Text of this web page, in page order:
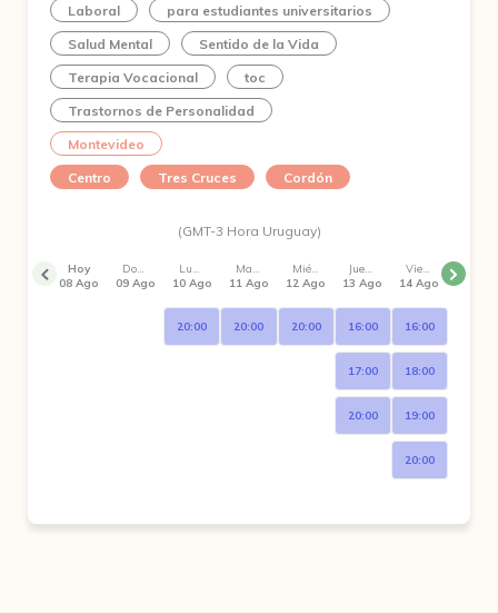
Montevideo
Centro
Tres Cruces Cordón
Laboral
para estudiantes universitarios
Salud Mental
Sentido de la Vida
Terapia Vocacional
toc
Trastornos de Personalidad
(GMT-3 Hora Uruguay)
Hoy
08 Ago
Domingo
09 Ago
Lunes
10 Ago
20:00
Martes
11 Ago
20:00
Miércoles
12 Ago
20:00
Jueves
13 Ago
16:00
17:00
20:00
Viernes
14 Ago
16:00
18:00
19:00
20:00